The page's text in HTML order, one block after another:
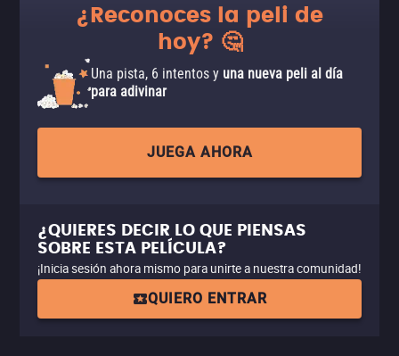
¿Reconoces la peli de
hoy? 🤔
Una pista, 6 intentos y una nueva peli al día
para adivinar
JUEGA AHORA
¿QUIERES DECIR LO QUE PIENSAS
SOBRE ESTA PELÍCULA?
¡Inicia sesión ahora mismo para unirte a nuestra comunidad!
QUIERO ENTRAR